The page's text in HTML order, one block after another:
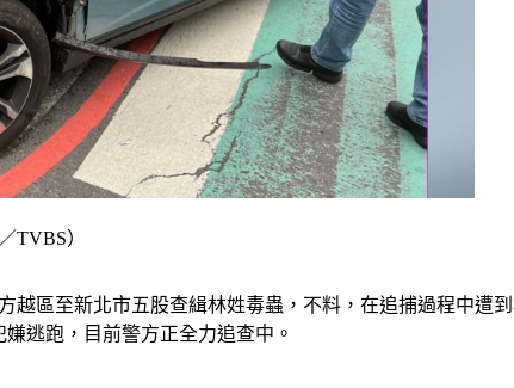
TVBS）
越區至新北市五股查緝林姓毒蟲，不料，在追捕過程中遭
逃跑，目前警方正全力追查中。